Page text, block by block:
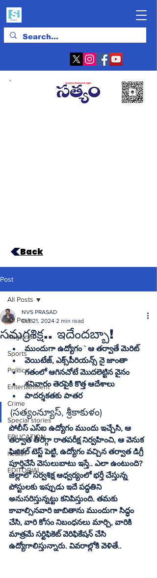
Back
Post
All Posts
Regional
Sports
Politics
Entertainment
Crime
Special stories
EDUCATION
health
EDITORIAL
All Posts
సమగ్రశిక్ష.. ఇదేందబ్బా!
NVS PRASAD
Oct 21, 2024 2 min read
వెయిటేజ్‌, ఎక్స్‌పీరియన్స్‌ నై జాంతా
గతంలో ఆగినచోటే మొదలెట్టిన వైనం
శనివారం తెరపైకి కొత్త ఆదేశాలు
పాదర్శకతకు పాతర
(సత్యంన్యూస్‌, శ్రీకాకుళం)
పోలీస్‌ ఎస్‌ఐ ఉద్యోగం ముందు ఇచ్చేసి, ఆ
తర్వాత తీరిగ్గా రాతపరీక్ష నిర్వహించి, ఆ వెనుక
ఫిజికల్‌ టెస్ట్‌ పెట్టి, ఉద్యోగం వచ్చిన తర్వాత డిగ్రీ
పూర్తిచేసే వెసులుబాటు ఇస్తే.. ఎలా ఉంటుంది?
జిల్లాలో సర్వశిక్ష ఆధ్వర్యంలో భర్తీ చేస్తున్న
పోస్టులకు ఇప్పుడు ఇదే పద్ధతిని
అనుసరిస్తున్నట్టు కనిపిస్తుంది. తమకు
కావాల్సినవారి జాబితాను ముందుగా సిద్ధం
చేసి, వారి కోసం నిబంధనలు మార్చి, వారికి
మాత్రమే సర్టిఫికెట్‌ వెరిఫికేషన్‌ చేసి
ఉద్యోగాలిస్తున్నారు. వివరాల్లోకి వెళితే..